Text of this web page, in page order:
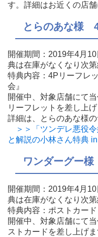
す。詳細はお近くの店
とらのあな様
開催期間：2019年4月
典は在庫がなくなり次第
特典内容：4Pリーフレ
会』
開催中、対象店舗にて
リーフレットを差し上げ
詳細は、とらのあな様
＞＞「ツンデレ悪役
と解説の小林さん特典
ワンダーグー
開催期間：2019年4月
典は在庫がなくなり次第
特典内容：ポストカード
開催中、対象店舗にて
ストカードを差し上げま